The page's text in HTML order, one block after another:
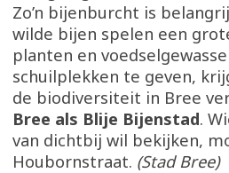
Zo’n bijenburcht is
wilde bijen spelen een
planten en
schuilplekken te geven,
de biodiversiteit in Bree
Bree als Blije Bijenstad.
van dichtbij wil bekijken,
Houbornstraat. (Stad Bree)